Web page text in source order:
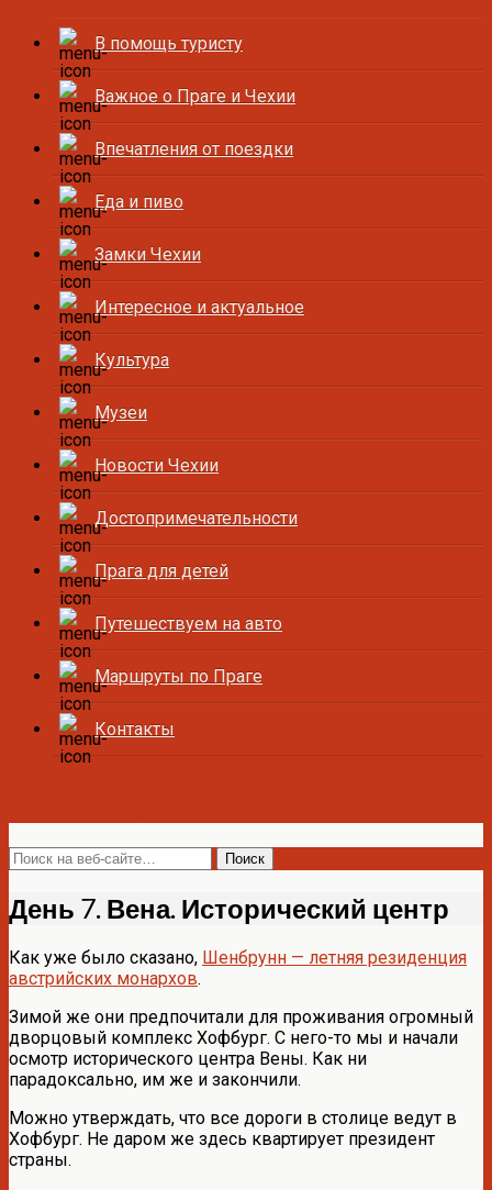
В помощь туристу
Важное о Праге и Чехии
Впечатления от поездки
Еда и пиво
Замки Чехии
Интересное и актуальное
Культура
Музеи
Новости Чехии
Достопримечательности
Прага для детей
Путешествуем на авто
Маршруты по Праге
Контакты
День 7. Вена. Исторический центр
Как уже было сказано, Шенбрунн — летняя резиденция
австрийских монархов.
Зимой же они предпочитали для проживания огромный
дворцовый комплекс Хофбург. С него-то мы и начали
осмотр исторического центра Вены. Как ни
парадоксально, им же и закончили.
Можно утверждать, что все дороги в столице ведут в
Хофбург. Не даром же здесь квартирует президент
страны.